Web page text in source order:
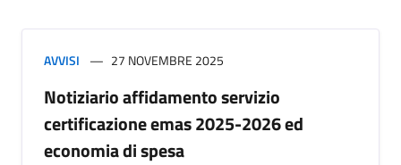
AVVISI 27 NOVEMBRE 2025
Notiziario affidamento servizio
certificazione emas 2025-2026 ed
economia di spesa